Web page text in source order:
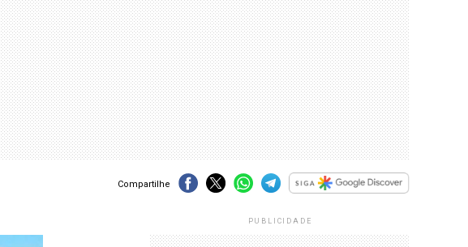
Compartilhe
PUBLICIDADE